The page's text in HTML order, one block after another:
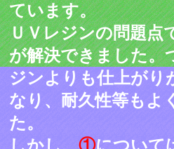
ています。
ＵＶレジンの問題点
が解決できました。
ジンよりも仕上がり
なり、耐久性等もよ
た。